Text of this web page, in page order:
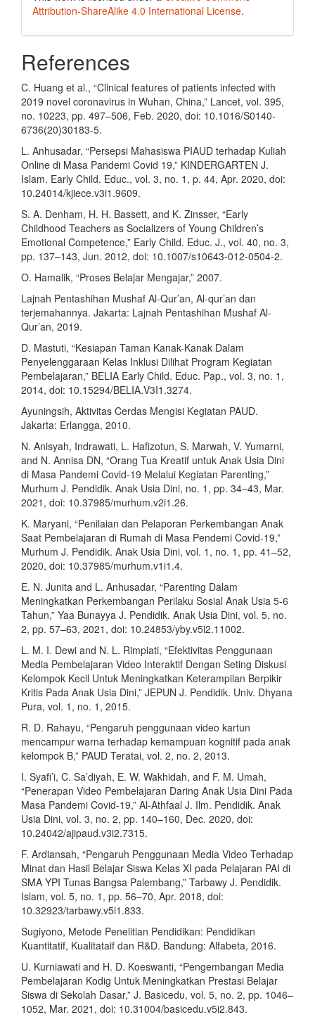
Attribution-ShareAlike 4.0 International License.
References
C. Huang et al., “Clinical features of patients infected with
2019 novel coronavirus in Wuhan, China,” Lancet, vol. 395,
no. 10223, pp. 497–506, Feb. 2020, doi: 10.1016/S0140-
6736(20)30183-5.
L. Anhusadar, “Persepsi Mahasiswa PIAUD terhadap Kuliah
Online di Masa Pandemi Covid 19,” KINDERGARTEN J.
Islam. Early Child. Educ., vol. 3, no. 1, p. 44, Apr. 2020, doi:
10.24014/kjiece.v3i1.9609.
S. A. Denham, H. H. Bassett, and K. Zinsser, “Early
Childhood Teachers as Socializers of Young Children’s
Emotional Competence,” Early Child. Educ. J., vol. 40, no. 3,
pp. 137–143, Jun. 2012, doi: 10.1007/s10643-012-0504-2.
O. Hamalik, “Proses Belajar Mengajar,” 2007.
Lajnah Pentashihan Mushaf Al-Qur’an, Al-qur’an dan
terjemahannya. Jakarta: Lajnah Pentashihan Mushaf Al-
Qur’an, 2019.
D. Mastuti, “Kesiapan Taman Kanak-Kanak Dalam
Penyelenggaraan Kelas Inklusi Dilihat Program Kegiatan
Pembelajaran,” BELIA Early Child. Educ. Pap., vol. 3, no. 1,
2014, doi: 10.15294/BELIA.V3I1.3274.
Ayuningsih, Aktivitas Cerdas Mengisi Kegiatan PAUD.
Jakarta: Erlangga, 2010.
N. Anisyah, Indrawati, L. Hafizotun, S. Marwah, V. Yumarni,
and N. Annisa DN, “Orang Tua Kreatif untuk Anak Usia Dini
di Masa Pandemi Covid-19 Melalui Kegiatan Parenting,”
Murhum J. Pendidik. Anak Usia Dini, no. 1, pp. 34–43, Mar.
2021, doi: 10.37985/murhum.v2i1.26.
K. Maryani, “Penilaian dan Pelaporan Perkembangan Anak
Saat Pembelajaran di Rumah di Masa Pendemi Covid-19,”
Murhum J. Pendidik. Anak Usia Dini, vol. 1, no. 1, pp. 41–52,
2020, doi: 10.37985/murhum.v1i1.4.
E. N. Junita and L. Anhusadar, “Parenting Dalam
Meningkatkan Perkembangan Perilaku Sosial Anak Usia 5-6
Tahun,” Yaa Bunayya J. Pendidik. Anak Usia Dini, vol. 5, no.
2, pp. 57–63, 2021, doi: 10.24853/yby.v5i2.11002.
L. M. I. Dewi and N. L. Rimpiati, “Efektivitas Penggunaan
Media Pembelajaran Video Interaktif Dengan Seting Diskusi
Kelompok Kecil Untuk Meningkatkan Keterampilan Berpikir
Kritis Pada Anak Usia Dini,” JEPUN J. Pendidik. Univ. Dhyana
Pura, vol. 1, no. 1, 2015.
R. D. Rahayu, “Pengaruh penggunaan video kartun
mencampur warna terhadap kemampuan kognitif pada anak
kelompok B,” PAUD Teratai, vol. 2, no. 2, 2013.
I. Syafi’i, C. Sa’diyah, E. W. Wakhidah, and F. M. Umah,
“Penerapan Video Pembelajaran Daring Anak Usia Dini Pada
Masa Pandemi Covid-19,” Al-Athfaal J. Ilm. Pendidik. Anak
Usia Dini, vol. 3, no. 2, pp. 140–160, Dec. 2020, doi:
10.24042/ajipaud.v3i2.7315.
F. Ardiansah, “Pengaruh Penggunaan Media Video Terhadap
Minat dan Hasil Belajar Siswa Kelas XI pada Pelajaran PAI di
SMA YPI Tunas Bangsa Palembang,” Tarbawy J. Pendidik.
Islam, vol. 5, no. 1, pp. 56–70, Apr. 2018, doi:
10.32923/tarbawy.v5i1.833.
Sugiyono, Metode Penelitian Pendidikan: Pendidikan
Kuantitatif, Kualitataif dan R&D. Bandung: Alfabeta, 2016.
U. Kurniawati and H. D. Koeswanti, “Pengembangan Media
Pembelajaran Kodig Untuk Meningkatkan Prestasi Belajar
Siswa di Sekolah Dasar,” J. Basicedu, vol. 5, no. 2, pp. 1046–
1052, Mar. 2021, doi: 10.31004/basicedu.v5i2.843.